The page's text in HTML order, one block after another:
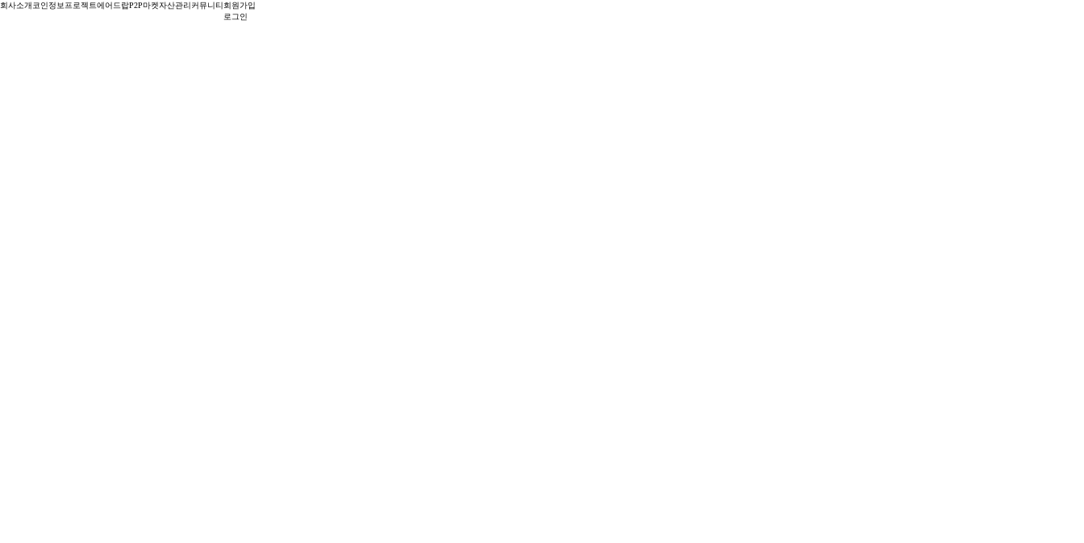
회사소개코인정보프로젝트에어드랍P2P마켓자산관리커뮤니티회원가입
로그인